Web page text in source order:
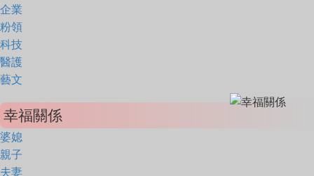
企業
粉領
科技
醫護
藝文
幸福關係
婆媳
親子
夫妻